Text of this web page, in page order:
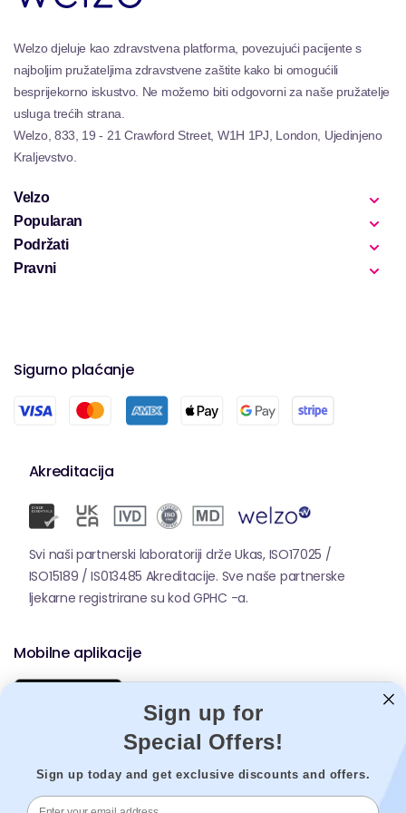
kroničnu bol ili letove na dugim putem, gdje se
pokretljivost može ograničiti.
Uključivanje ovih proizvoda Arnice u vašu
svakodnevnu rutinu može značajno pomoći u
upravljanju boli promicanjem bržeg ozdravljenja
manjih ozljeda, kao i pridonosu ukupnom fizičkom
spokoju omogućujući vam da prirodno održavate
aktivni zdravi način života
Welzo djeluje kao zdravstvena platforma, povezujući pacijente s
najboljim pružateljima zdravstvene zaštite kako bi omogućili
besprijekorno iskustvo. Ne možemo biti odgovorni za naše pružatelje
usluga trećih strana.
Welzo, 833, 19 - 21 Crawford Street, W1H 1PJ, London, Ujedinjeno
Kraljevstvo.
Velzo
Popularan
Podržati
Pravni
Sigurno plaćanje
Akreditacija
Svi naši partnerski laboratoriji drže Ukas, ISO17025 /
ISO15189 / IS013485 Akreditacije. Sve naše partnerske
ljekarne registrirane su kod GPHC -a.
Mobilne aplikacije
Sign up for
Special Offers!
Sign up today and get exclusive discounts and offers.